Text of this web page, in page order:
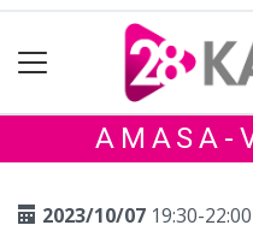
AMASA-
2023/10/07 19:30-22:00